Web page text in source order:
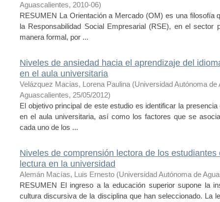
Aguascalientes, 2010-06)
RESUMEN La Orientación a Mercado (OM) es una filosofía
la Responsabilidad Social Empresarial (RSE), en el
manera formal, por ...
Niveles de ansiedad hacia el aprendizaje del
en el aula universitaria
Velázquez Macias, Lorena Paulina (Universidad Autónoma
Aguascalientes, 25/05/2012)
El objetivo principal de este estudio es identificar la
en el aula universitaria, así como los factores que se
cada uno de los ...
Niveles de comprensión lectora de los
lectura en la universidad
Alemán Macías, Luis Ernesto (Universidad Autónoma de
RESUMEN El ingreso a la educación superior supone la
cultura discursiva de la disciplina que han seleccionado. La